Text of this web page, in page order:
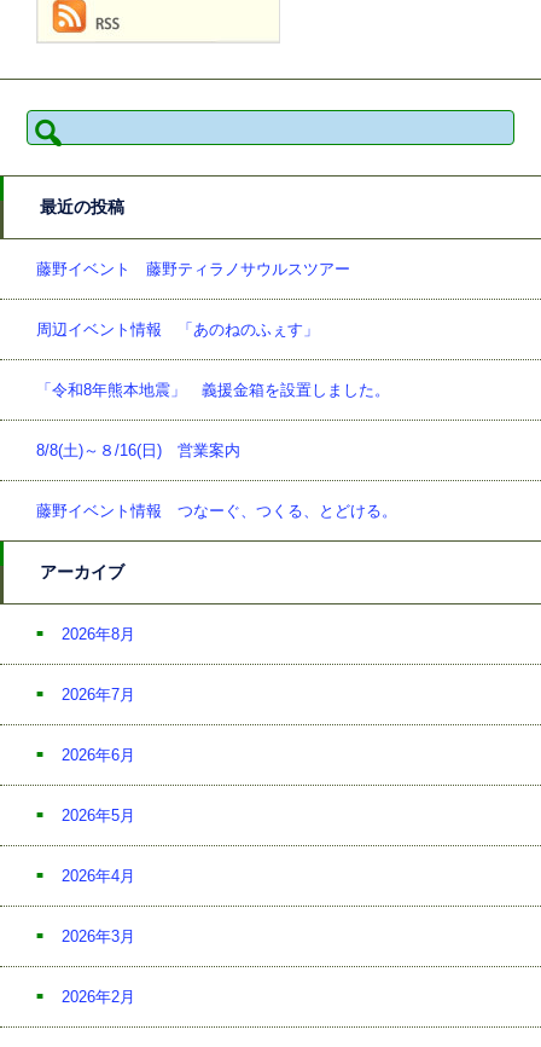
検
索:
最近の投稿
藤野イベント 藤野ティラノサウルスツアー
周辺イベント情報 「あのねのふぇす」
「令和8年熊本地震」 義援金箱を設置しました。
8/8(土)～８/16(日) 営業案内
藤野イベント情報 つなーぐ、つくる、とどける。
アーカイブ
2026年8月
2026年7月
2026年6月
2026年5月
2026年4月
2026年3月
2026年2月